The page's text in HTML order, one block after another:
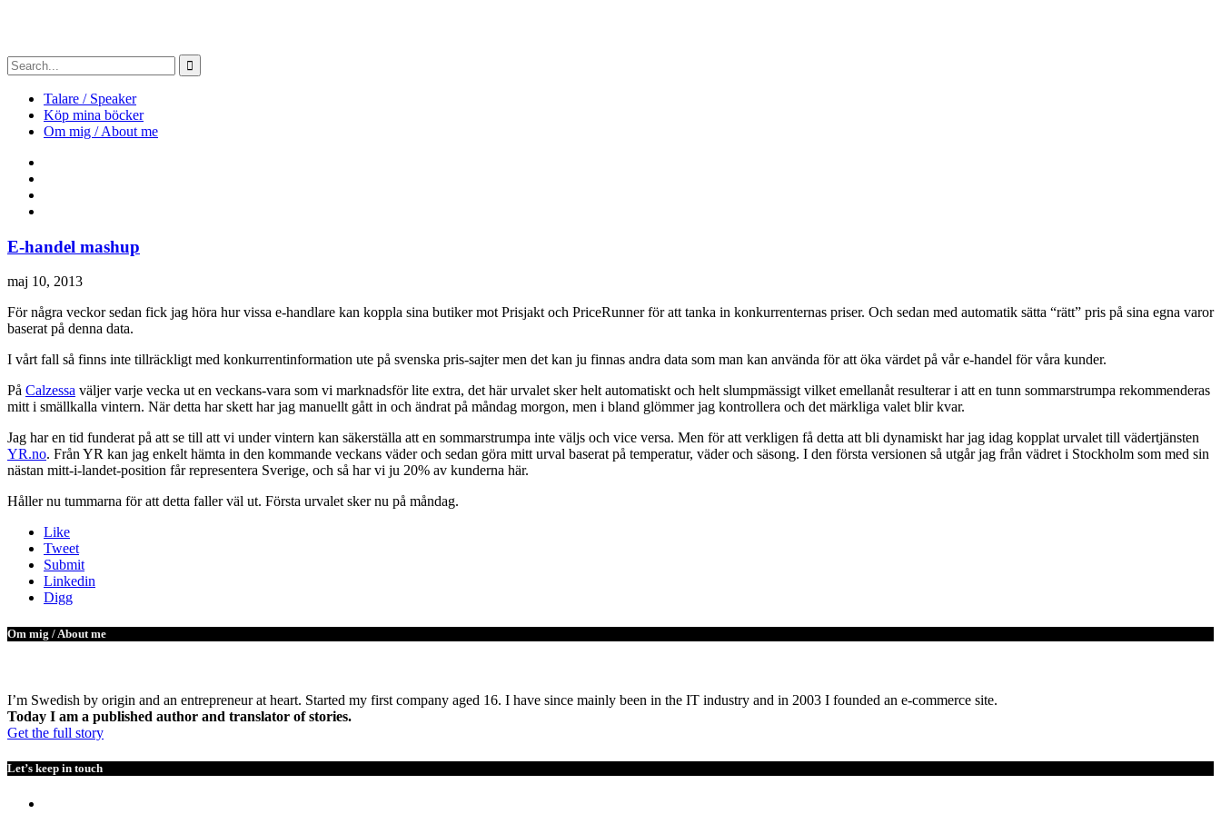
Talare / Speaker
Köp mina böcker
Om mig / About me
E-handel mashup
maj 10, 2013
För några veckor sedan fick jag höra hur vissa e-handlare kan koppla sina butiker mot Prisjakt och PriceRunner för att tanka in konkurrenternas priser. Och sedan med automatik sätta “rätt” pris på sina egna varor
baserat på denna data.
I vårt fall så finns inte tillräckligt med konkurrentinformation ute på svenska pris-sajter men det kan ju finnas andra data som man kan använda för att öka värdet på vår e-handel för våra kunder.
På Calzessa väljer varje vecka ut en veckans-vara som vi marknadsför lite extra, det här urvalet sker helt automatiskt och helt slumpmässigt vilket emellanåt resulterar i att en tunn sommarstrumpa rekommenderas
mitt i smällkalla vintern. När detta har skett har jag manuellt gått in och ändrat på måndag morgon, men i bland glömmer jag kontrollera och det märkliga valet blir kvar.
Jag har en tid funderat på att se till att vi under vintern kan säkerställa att en sommarstrumpa inte väljs och vice versa. Men för att verkligen få detta att bli dynamiskt har jag idag kopplat urvalet till vädertjänsten
YR.no. Från YR kan jag enkelt hämta in den kommande veckans väder och sedan göra mitt urval baserat på temperatur, väder och säsong. I den första versionen så utgår jag från vädret i Stockholm som med sin
nästan mitt-i-landet-position får representera Sverige, och så har vi ju 20% av kunderna här.
Håller nu tummarna för att detta faller väl ut. Första urvalet sker nu på måndag.
Like
Tweet
Submit
Linkedin
Digg
Om mig / About me
I’m Swedish by origin and an entrepreneur at heart. Started my first company aged 16. I have since mainly been in the IT industry and in 2003 I founded an e-commerce site.
Today I am a published author and translator of stories.
Get the full story
Let’s keep in touch